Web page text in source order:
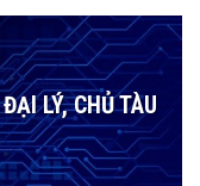
LÝ, CHỦ TÀU